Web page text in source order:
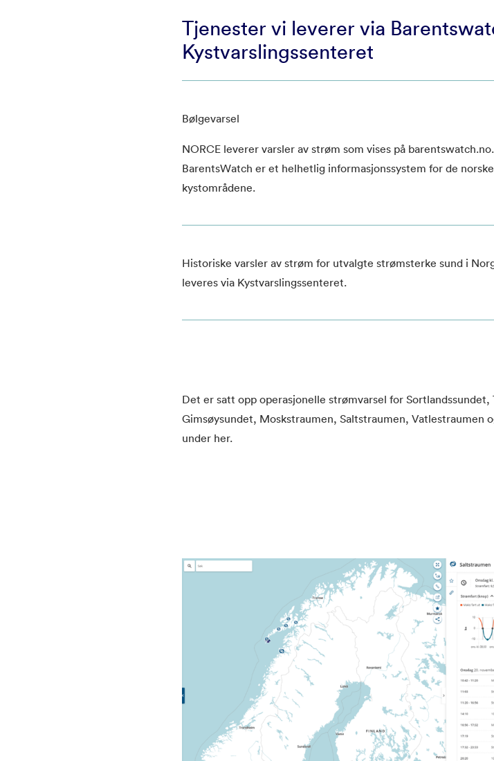
Tjenester vi leverer via
Kystvarslingssenteret
Bølgevarsel
NORCE leverer varsler av strøm som vises på barentswatch.no.
BarentsWatch er et helhetlig informasjonssystem for de
kystområdene.
Historiske varsler av strøm for utvalgte strømsterke sund i
leveres via Kystvarslingssenteret.
Det er satt opp operasjonelle strømvarsel for
Gimsøysundet, Moskstraumen, Saltstraumen, Vatlestraumen
under her.